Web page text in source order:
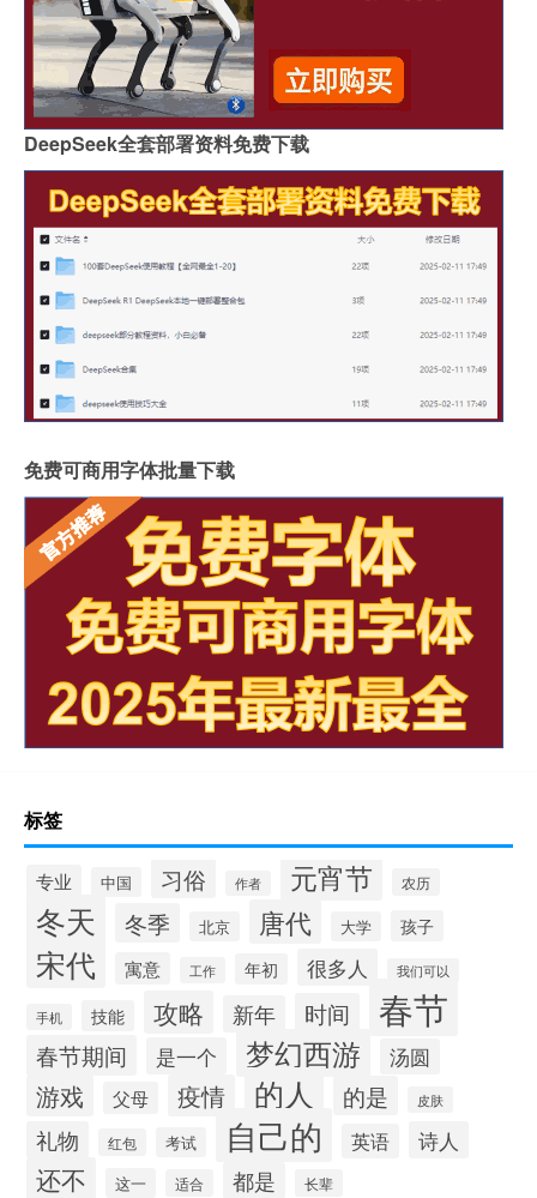
DeepSeek全套部署资料免费下载
免费可商用字体批量下载
标签
专业 中国 习俗 作者 元宵节 农历
冬天 冬季 北京 唐代 大学 孩子
宋代 寓意 工作 年初 很多人 我们可以
手机 技能 攻略 新年 时间 春节
春节期间 是一个 梦幻西游 汤圆
游戏 父母 疫情 的人 的是 皮肤
礼物 红包 考试 自己的 英语 诗人
还不 这一 适合 都是 长辈